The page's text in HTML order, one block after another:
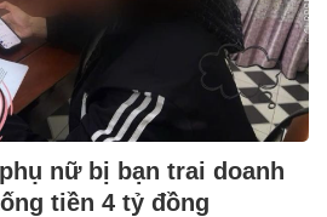
nữ bị bạn trai doanh
tiền 4 tỷ đồng